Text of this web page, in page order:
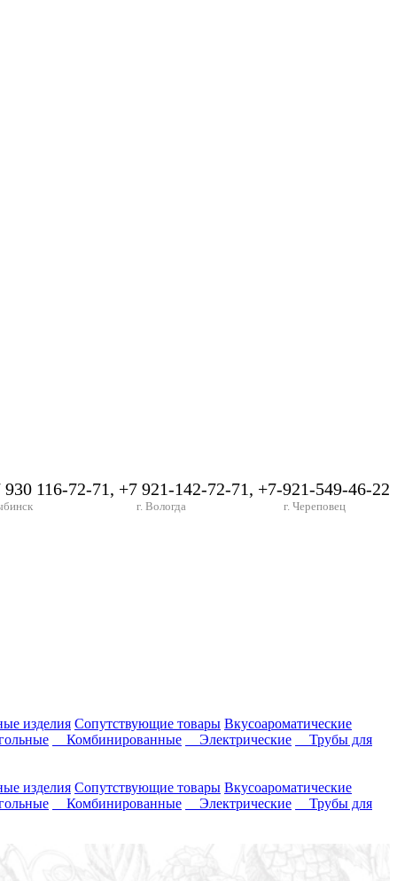
116-72-71, +7 921-142-72-71, +7-921-549-46-22
г. Вологда г. Череповец
изделия Сопутствующие товары Вкусоароматические
Комбинированные Электрические Трубы для
изделия Сопутствующие товары Вкусоароматические
Комбинированные Электрические Трубы для